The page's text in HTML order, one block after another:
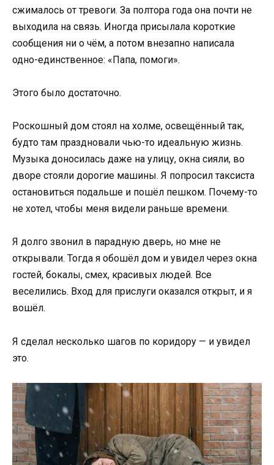
сжималось от тревоги. За полтора года она почти не
выходила на связь. Иногда присылала короткие
сообщения ни о чём, а потом внезапно написала
одно-единственное: «Папа, помоги».
Этого было достаточно.
Роскошный дом стоял на холме, освещённый так,
будто там праздновали чью-то идеальную жизнь.
Музыка доносилась даже на улицу, окна сияли, во
дворе стояли дорогие машины. Я попросил таксиста
остановиться подальше и пошёл пешком. Почему-то
не хотел, чтобы меня видели раньше времени.
Я долго звонил в парадную дверь, но мне не
открывали. Тогда я обошёл дом и увидел через окна
гостей, бокалы, смех, красивых людей. Все
веселились. Вход для прислуги оказался открыт, и я
вошёл.
Я сделал несколько шагов по коридору — и увидел
это.